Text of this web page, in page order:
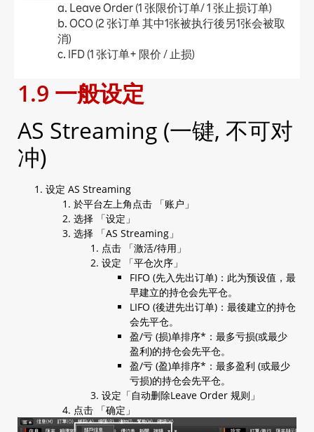
a. Leave Order (1 张限价订单/ 1 张止损订单)
b. OCO (2 张订单 其中1张被执行後另1张会被取
消)
c. IFD (1 张订单+ 限价 / 止损)
e. 更改Leave Order
1.4 加入平仓订单
b. OCO (限价 + 止损)
c. 更改Leave Order
1.5 查阅开仓仓位
1.7 查阅等候中订单
1.8 查阅帐户保证金信息
1.9 一般设定
a. AS streaming 设定
b. 电邮设定
c. 交易设定
e. 电邮/电话设定
g. 连接(互联网)
h. 汇率显示设定
i. 保证金显示颜色
j. 自动收录器(外汇资讯显示器)
k. 快捷方式栏
1.10 图表设定
1.11 登入平台
1.9 一般设定
AS Streaming (一键, 不可对
冲)
设定 AS Streaming
於平台左上角点击 「账户」
选择 「设定」
选择 「AS Streaming」
点击 「激活/待用」
设定 「平仓次序」
FIFO (先入先出订单)：此为预设值，最
早建立的持仓会先平仓。
LIFO (後进先出订单)：最後建立的持仓
会先平仓。
盈/亏 (损)单排序*：最多亏损(或最少
盈利)的持仓会先平仓。
盈/亏 (盈)单排序*：最多盈利 (或最少
亏损)的持仓会先平仓。
设定「自动删除Leave Order 规则」
点击 「确定」